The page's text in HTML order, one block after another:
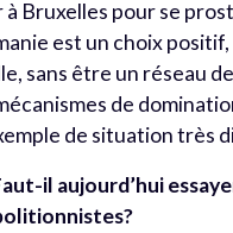
à Bruxelles pour se
est un choix
sans être un réseau
de
de situation très
il aujourd’hui